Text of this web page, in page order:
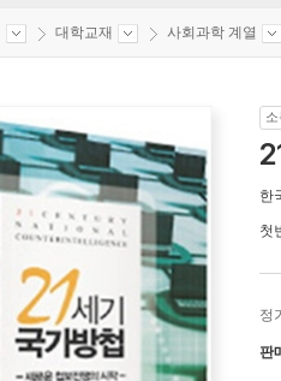
대학교재 사회과학 계열
한
첫
정
판